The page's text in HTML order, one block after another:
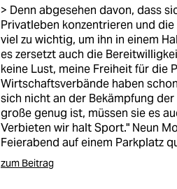
wahrheit
verlag
verlag
veranstaltungen
shop
fragen & hilfe
> Denn abgesehen davon, dass
Privatleben konzentrieren und
viel zu wichtig, um ihn in einem
es zersetzt auch die
keine Lust, meine Freiheit für die
Wirtschaftsverbände haben
sich nicht an der Bekämpfung
große genug ist, müssen sie es
Verbieten wir halt Sport." Neun
Feierabend auf einem Parkplatz
zum Beitrag